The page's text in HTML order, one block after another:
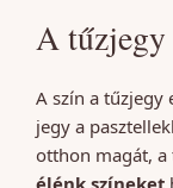
A tűzjegy
A szín a tűzjegy
jegy a
otthon magát, a